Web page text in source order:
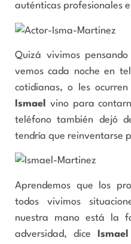
auténticas profesionales
Quizá vivimos
vemos cada noche en
cotidianas, o les
Ismael
vino para
teléfono también dejó
tendría que reinventarse
Aprendemos que los
todos vivimos
nuestra mano está la
adversidad, dice